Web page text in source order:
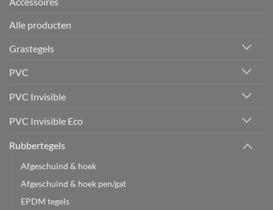
Alle producten
Grastegels
PVC
PVC Invisible
PVC Invisible Eco
Rubbertegels
Afgeschuind & hoek
Afgeschuind & hoek pen/gat
EPDM tegels